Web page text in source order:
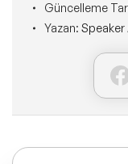
Kişisel
Yeni
Dijital
Konuşmacı
Tüm
Ne Yaparız?
Kim İçin
Kimlerle
Güncelleme
Yazan: